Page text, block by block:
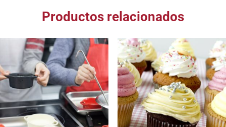
Productos relacionados